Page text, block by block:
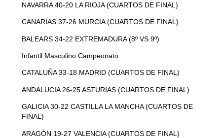
NAVARRA 40-20 LA RIOJA (CUARTOS DE FINAL)
CANARIAS 37-26 MURCIA (CUARTOS DE FINAL)
BALEARS 34-22 EXTREMADURA (8º VS 9º)
Infantil Masculino Campeonato
CATALUÑA 33-18 MADRID (CUARTOS DE FINAL)
ANDALUCIA 26-25 ASTURIAS (CUARTOS DE FINAL)
GALICIA 30-22 CASTILLA LA MANCHA (CUARTOS DE
FINAL)
ARAGÓN 19-27 VALENCIA (CUARTOS DE FINAL)